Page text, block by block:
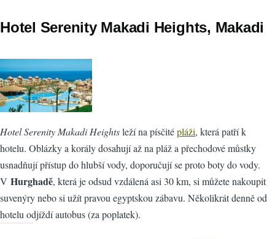
Hotel Serenity Makadi Heights, Makadi
Hotel Serenity Makadi Heightsleží na písčitépláži, která patří k
hotelu. Oblázky a korály dosahují až na pláž a přechodové můstky
usnadňují přístup do hlubší vody, doporučují se proto boty do vody.
V Hurghadě, která je odsud vzdálená asi 30 km, si můžete nakoupit
suvenýry nebo si užít pravou egyptskou zábavu. Několikrát denně od
hotelu odjíždí autobus (za poplatek).